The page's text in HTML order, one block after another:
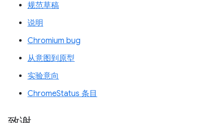
规范草稿
说明
Chromium bug
从意图到原型
实验意向
ChromeStatus 条目